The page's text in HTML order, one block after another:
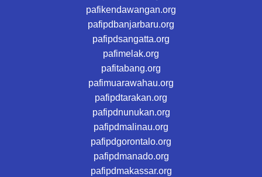
pafikendawangan.org
pafipdbanjarbaru.org
pafipdsangatta.org
pafimelak.org
pafitabang.org
pafimuarawahau.org
pafipdtarakan.org
pafipdnunukan.org
pafipdmalinau.org
pafipdgorontalo.org
pafipdmanado.org
pafipdmakassar.org